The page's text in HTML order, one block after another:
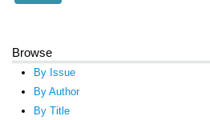
Browse
By Issue
By Author
By Title